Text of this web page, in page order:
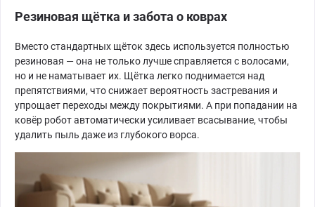
Резиновая щётка и забота о коврах
Вместо стандартных щёток здесь используется полностью
резиновая — она не только лучше справляется с волосами,
но и не наматывает их. Щётка легко поднимается над
препятствиями, что снижает вероятность застревания и
упрощает переходы между покрытиями. А при попадании на
ковёр робот автоматически усиливает всасывание, чтобы
удалить пыль даже из глубокого ворса.